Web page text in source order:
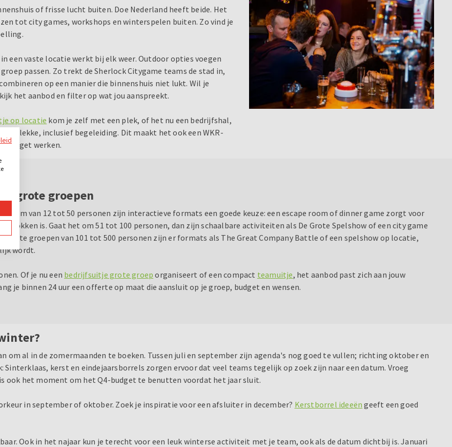
of frisse lucht buiten. Doe Nederland heeft beide. Het
tot city games, workshops en winterspelen buiten. Zo vind je
een vaste locatie werkt bij elk weer. Outdoor opties voegen
passen. Zo trekt de Sherlock Citygame teams de stad in,
op een manier die binnenshuis niet lukt. Wil je
het aanbod en filter op wat jou aanspreekt.
op locatie kom je zelf met een plek, of het nu een bedrijfshal,
plekke, inclusief begeleiding. Dit maakt het ook een WKR-
werken.
grote groepen
team van 12 tot 50 personen zijn interactieve formats een goede keuze: een escape room of dinner game zorgt voor
is. Gaat het om 51 tot 100 personen, dan zijn schaalbare activiteiten als De Grote Spelshow of een city game
grote groepen van 101 tot 500 personen zijn er formats als The Great Company Battle of een spelshow op locatie,
wordt.
Of je nu een bedrijfsuitje grote groep organiseert of een compact teamuitje, het aanbod past zich aan jouw
je binnen 24 uur een offerte op maat die aansluit op je groep, budget en wensen.
al in de zomermaanden te boeken. Tussen juli en september zijn agenda's nog goed te vullen; richting oktober en
kerst en eindejaarsborrels zorgen ervoor dat veel teams tegelijk op zoek zijn naar een datum. Vroeg
ook het moment om het Q4-budget te benutten voordat het jaar sluit.
in september of oktober. Zoek je inspiratie voor een afsluiter in december? Kerstborrel ideeën geeft een goed
Ook in het najaar kun je terecht voor een leuk winterse activiteit met je team, ook als de datum dichtbij is. Januari